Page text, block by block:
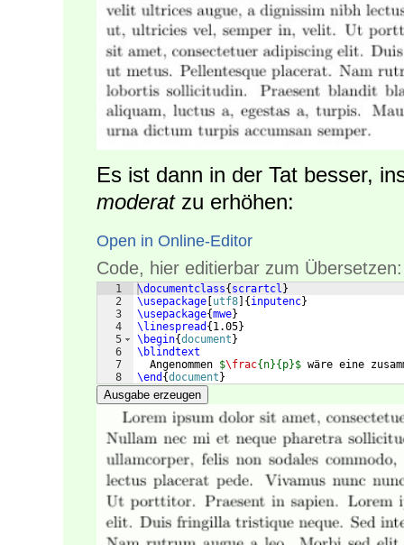
Es ist dann in der Tat besser,
moderatzu erhöhen:
Open in Online-Editor
Code, hier editierbar zum Übersetzen:
1
2
3
4
5
6
7
8
\documentclass{ scrartcl }
\usepackage utf8 { inputenc}
\usepackage{mwe}
\linespread { 1.05}
\begin{document }
\blindtext
  Angenommen
$\frac{n}{p}$ wäre eine
\end {document }
Ausgabe erzeugen